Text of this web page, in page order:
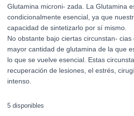
Glutamina microni- zada. La Glutamina
condicionalmente esencial, ya que
capacidad de sintetizarlo por sí mismo.
No obstante bajo ciertas circunstan-
mayor cantidad de glutamina de la que
lo que se vuelve esencial. Estas
recuperación de lesiones, el estrés,
intenso.
5 disponibles